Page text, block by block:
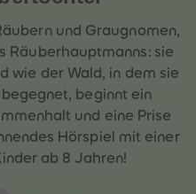
und Graugnomen,
Räuberhauptmanns: sie
wie der Wald, in dem sie
beginnt ein
und eine Prise
Hörspiel mit einer
ab 8 Jahren!